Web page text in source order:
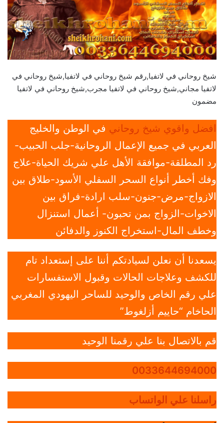
شيخ روحاني في لاتفيا,رقم شيخ روحاني في لاتفيا,شيخ روحاني في
لاتفيا مجاني,شيخ روحاني في لاتفيا مجرب,شيخ روحاني في لاتفيا
مضمون
افضل واقوي شيخ روحاني في الوطن والخليج
العربي في جميع الإعمال الروحانية-جلب الحبيب-
رد المطلقة-موافقة الأهل علي شريك الحياة-علاج
وفك أخطر أنواع السحر السفلي الأسود-طلاق بين
الازواج-مرض-جنون-سلب ارادة-فراق بين
الاخوات-الزواج بمن تحبون- أعمال استنزال
وخطف المال-استخراج الكنوز والدفائن
يسعدنا أن نعلن لسيادتكم أننا على إستعداد تام
للكشف وعلاجات الحالات وقبول الاستفسارات
علي رقم الخاص والوحيد للساحر اليهودي المغربي
الحاخام “حاييم أزلغوط”
قم بالاتصال بنا علي رقمنا الوحيد
0033644694000
راسلنا علي الواتساب